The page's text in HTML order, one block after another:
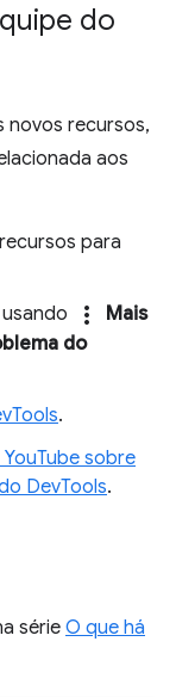
do
novos recursos,
aos
para
more_vert
Mais
do
.
sobre
DevTools.
série O que há